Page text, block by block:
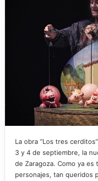
La obra “Los tres
3 y 4 de septiembre, la
de Zaragoza. Como ya
personajes, tan queridos